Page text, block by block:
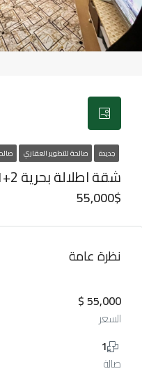
جديدة صالحة للتطوير العقاري
شقة اطلالة بحرية 2+1 شقق للبيع في طرابزون
55,000$
نظرة عامة
55,000 $
السعر
1
صالة